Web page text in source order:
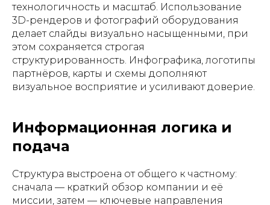
технологичность и масштаб. Использование
3D-рендеров и фотографий оборудования
делает слайды визуально насыщенными, при
этом сохраняется строгая
структурированность. Инфографика, логотипы
партнёров, карты и схемы дополняют
визуальное восприятие и усиливают доверие.
Информационная логика и
подача
Структура выстроена от общего к частному:
сначала — краткий обзор компании и её
миссии, затем — ключевые направления